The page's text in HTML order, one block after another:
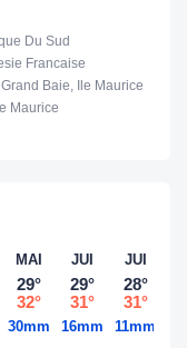
les jours de Poya
à votre charge.
5*
pilote-vacances/chef
Du Sud
Francaise
Grand Baie, Ile Maurice
Maurice
MAI
29°
32°
30mm
JUI
29°
31°
16mm
JUI
28°
31°
11mm